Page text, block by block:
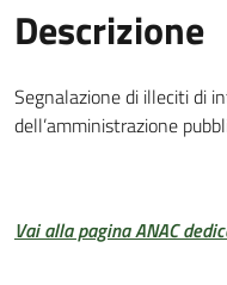
Descrizione
Segnalazione di illeciti di
dell’amministrazione
Vai alla pagina ANAC